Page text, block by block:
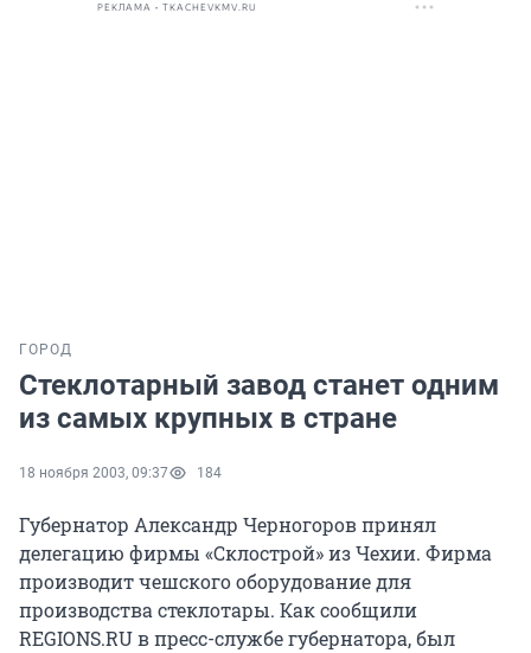
РЕКЛАМА • TKACHEVKMV.RU
ГОРОД
Стеклотарный завод станет одним
из самых крупных в стране
18 ноября 2003, 09:37 184
Губернатор Александр Черногоров принял
делегацию фирмы «Склострой» из Чехии. Фирма
производит чешского оборудование для
производства стеклотары. Как сообщили
REGIONS.RU в пресс-службе губернатора, был